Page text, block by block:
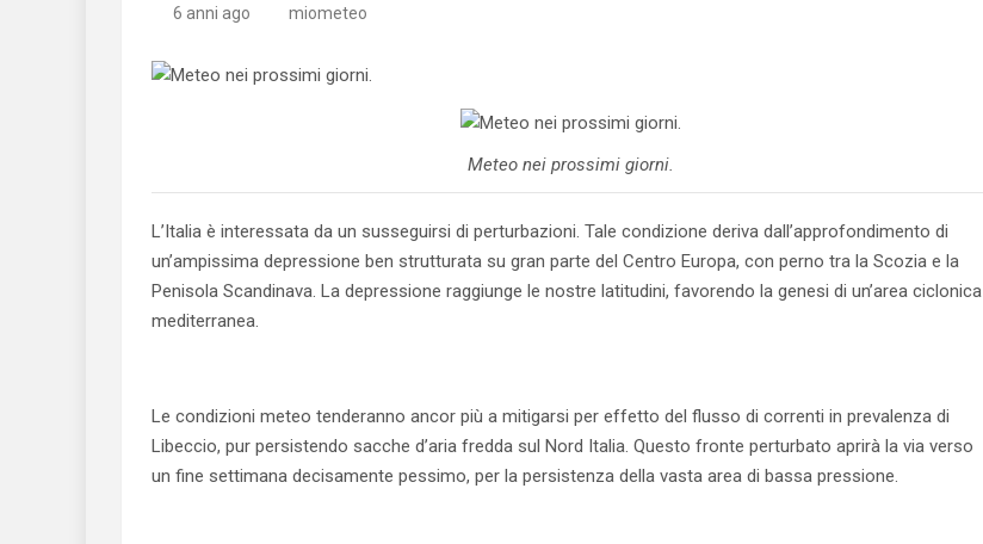
6 anni ago miometeo
Meteo nei prossimi giorni.
L’Italia è interessata da un susseguirsi di perturbazioni. Tale condizione deriva dall’approfondimento di
un’ampissima depressione ben strutturata su gran parte del Centro Europa, con perno tra la Scozia e la
Penisola Scandinava. La depressione raggiunge le nostre latitudini, favorendo la genesi di un’area ciclonica
mediterranea.
Le condizioni meteo tenderanno ancor più a mitigarsi per effetto del flusso di correnti in prevalenza di
Libeccio, pur persistendo sacche d’aria fredda sul Nord Italia. Questo fronte perturbato aprirà la via verso
un fine settimana decisamente pessimo, per la persistenza della vasta area di bassa pressione.